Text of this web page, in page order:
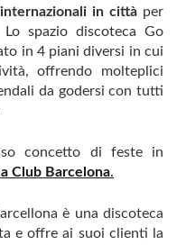
in città per
spazio discoteca Go
in 4 piani diversi in cui
offrendo molteplici
da godersi con tutti
concetto di feste in
Club Barcelona.
è una discoteca
e offre ai suoi clienti la